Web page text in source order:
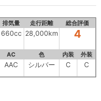
排気量 走行距離 総合評価
660cc 28,000km 4
AC 色 内装 外装
AAC シルバー C C